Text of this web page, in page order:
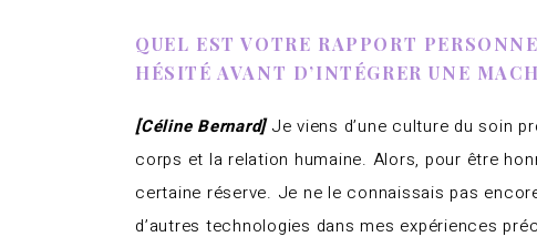
QUEL EST VOTRE RAPPORT
HÉSITÉ AVANT D’INTÉGRER UNE
[Céline Bernard] Je viens d’une culture du soin
corps et la relation humaine. Alors, pour être
certaine réserve. Je ne le connaissais pas
d’autres technologies dans mes expériences